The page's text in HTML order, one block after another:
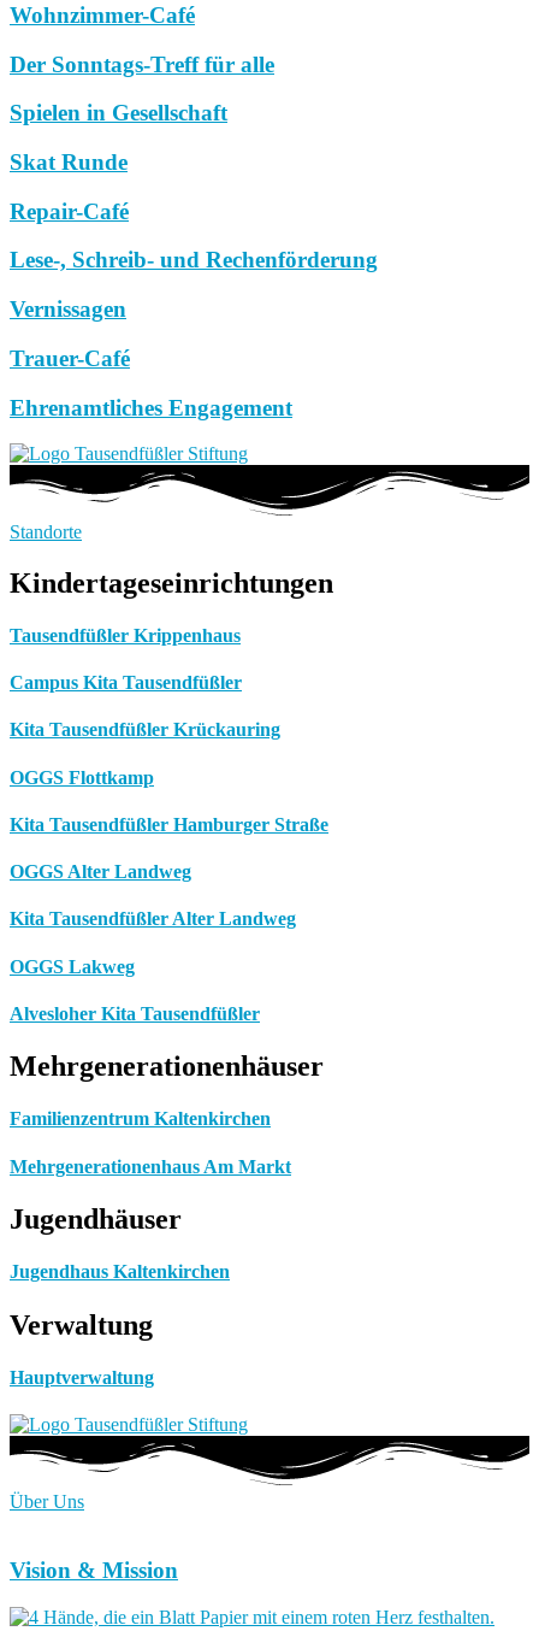
Wohnzimmer-Café
Der Sonntags-Treff für alle
Spielen in Gesellschaft
Skat Runde
Repair-Café
Lese-, Schreib- und Rechenförderung
Vernissagen
Trauer-Café
Ehrenamtliches Engagement
Standorte
Kindertageseinrichtungen
Tausendfüßler Krippenhaus
Campus Kita Tausendfüßler
Kita Tausendfüßler Krückauring
OGGS Flottkamp
Kita Tausendfüßler Hamburger Straße
OGGS Alter Landweg
Kita Tausendfüßler Alter Landweg
OGGS Lakweg
Alvesloher Kita Tausendfüßler
Mehrgenerationenhäuser
Familienzentrum Kaltenkirchen
Mehrgenerationenhaus Am Markt
Jugendhäuser
Jugendhaus Kaltenkirchen
Verwaltung
Hauptverwaltung
Über Uns
Vision & Mission